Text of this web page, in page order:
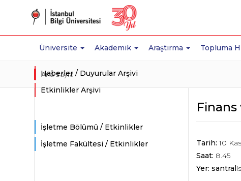
Üniversite Akademik Araştırma Topluma
Ana Sayfa
Haberler / Duyurular Arşivi
Etkinlikler Arşivi
İşletme Bölümü / Etkinlikler
İşletme Fakültesi / Etkinlikler
Finans
Tarih:10
Saat: 8.45
Yer: santral